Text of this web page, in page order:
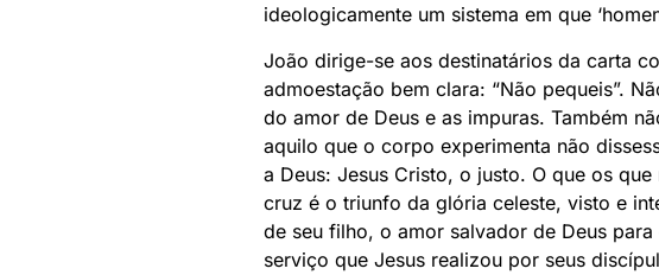
ideologicamente um sistema em que
João dirige-se aos destinatários da carta
admoestação bem clara: “Não pequeis”.
do amor de Deus e as impuras. Também
aquilo que o corpo experimenta não
a Deus: Jesus Cristo, o justo. O que os
cruz é o triunfo da glória celeste, visto e
de seu filho, o amor salvador de Deus
serviço que Jesus realizou por seus